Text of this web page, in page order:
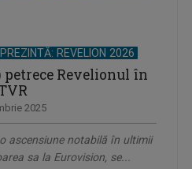
REVELION 2026
petrece Revelionul în
2025
ascensiune notabilă în ultimii
sa la Eurovision, se...